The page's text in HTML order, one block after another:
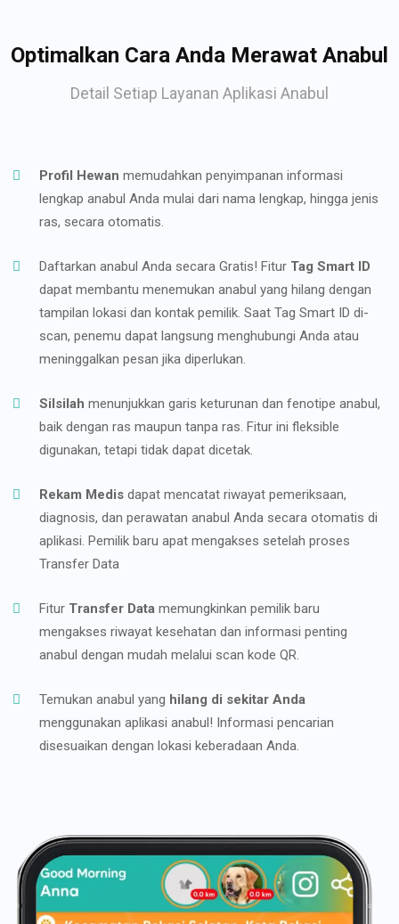
Optimalkan Cara Anda Merawat Anabul
Detail Setiap Layanan Aplikasi Anabul
Profil Hewan memudahkan penyimpanan informasi
lengkap anabul Anda mulai dari nama lengkap, hingga jenis
ras, secara otomatis.
Daftarkan anabul Anda secara Gratis! Fitur Tag Smart ID
dapat membantu menemukan anabul yang hilang dengan
tampilan lokasi dan kontak pemilik. Saat Tag Smart ID di-
scan, penemu dapat langsung menghubungi Anda atau
meninggalkan pesan jika diperlukan.
Silsilah menunjukkan garis keturunan dan fenotipe anabul,
baik dengan ras maupun tanpa ras. Fitur ini fleksible
digunakan, tetapi tidak dapat dicetak.
Rekam Medis dapat mencatat riwayat pemeriksaan,
diagnosis, dan perawatan anabul Anda secara otomatis di
aplikasi. Pemilik baru apat mengakses setelah proses
Transfer Data
Fitur Transfer Data memungkinkan pemilik baru
mengakses riwayat kesehatan dan informasi penting
anabul dengan mudah melalui scan kode QR.
Temukan anabul yang hilang di sekitar Anda
menggunakan aplikasi anabul! Informasi pencarian
disesuaikan dengan lokasi keberadaan Anda.